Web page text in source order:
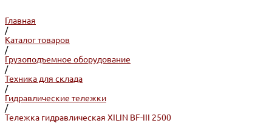
Главная
/
Каталог товаров
/
Грузоподъемное оборудование
/
Техника для склада
/
Гидравлические тележки
/
Тележка гидравлическая XILIN BF-III 2500